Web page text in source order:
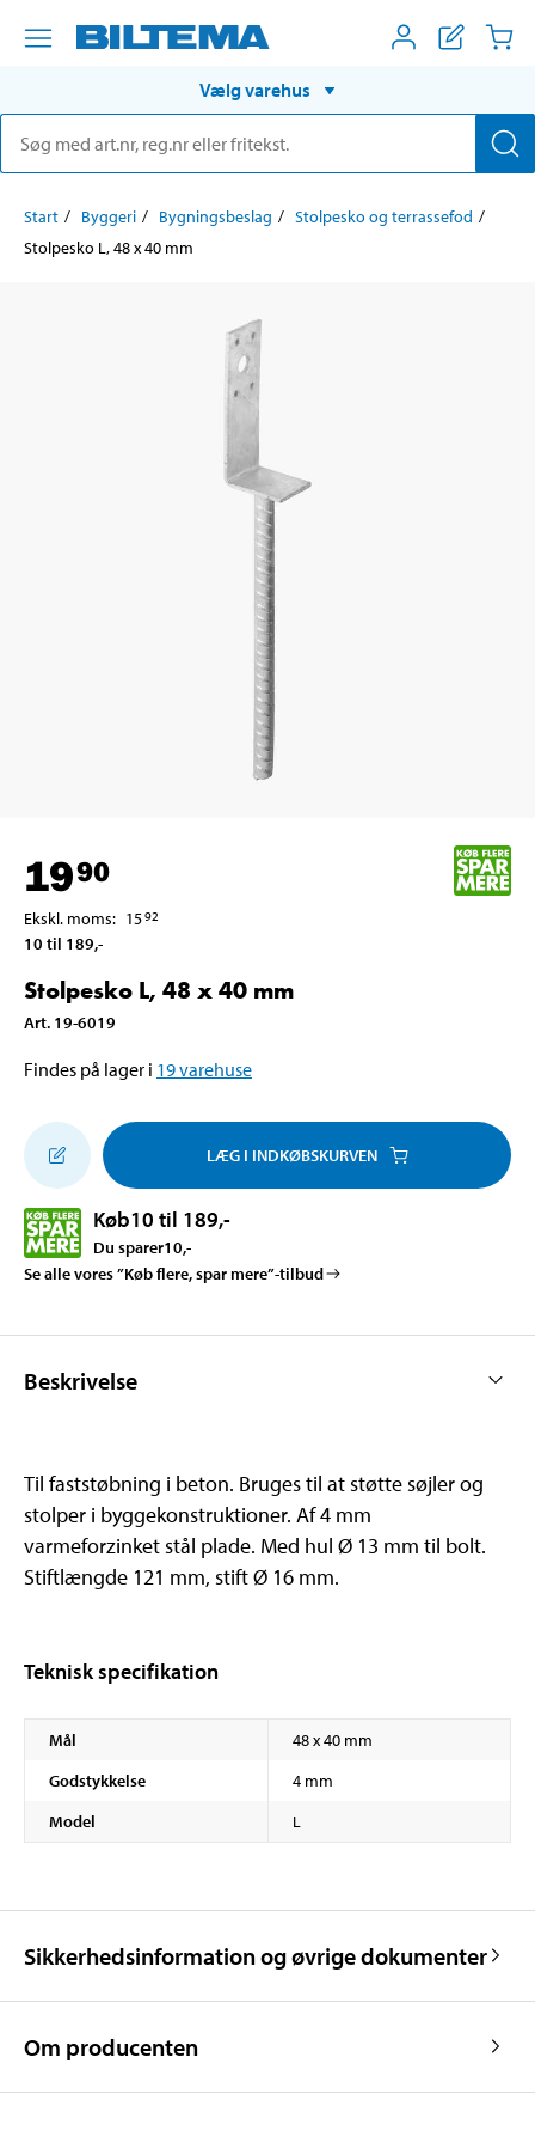
Vælg varehus
Start Byggeri Bygningsbeslag
Stolpesko og terrassefod
Stolpesko L, 48 x 40 mm
1990
Ekskl. moms: 1592
10 til 189,-
Stolpesko L, 48 x 40 mm
Art. 19-6019
Findes på lager i 19varehuse
LÆG I INDKØBSKURVEN
Køb10 til 189,-
Du sparer10,-
Se alle vores ”Køb flere, spar mere”-tilbud
Beskrivelse
Til faststøbning i beton. Bruges til at støtte søjler og
stolper i byggekonstruktioner. Af 4 mm
varmeforzinket stål plade. Med hul Ø 13 mm til bolt.
Stiftlængde 121 mm, stift Ø 16 mm.
Teknisk specifikation
Mål
48 x 40 mm
Godstykkelse
4 mm
Model
L
Sikkerhedsinformation og øvrige dokumenter
Om producenten